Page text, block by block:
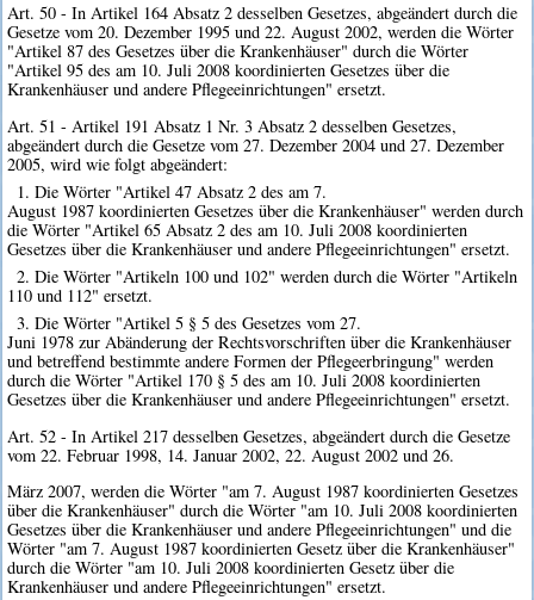
Art. 50 - In Artikel 164 Absatz 2 desselben Gesetzes, abgeändert durch die
Gesetze vom 20. Dezember 1995 und 22. August 2002, werden die Wörter
"Artikel 87 des Gesetzes über die Krankenhäuser" durch die Wörter
"Artikel 95 des am 10. Juli 2008 koordinierten Gesetzes über die
Krankenhäuser und andere Pflegeeinrichtungen" ersetzt.
Art. 51 - Artikel 191 Absatz 1 Nr. 3 Absatz 2 desselben Gesetzes,
abgeändert durch die Gesetze vom 27. Dezember 2004 und 27. Dezember
2005, wird wie folgt abgeändert:
1. Die Wörter "Artikel 47 Absatz 2 des am 7.
August 1987 koordinierten Gesetzes über die Krankenhäuser" werden durch
die Wörter "Artikel 65 Absatz 2 des am 10. Juli 2008 koordinierten
Gesetzes über die Krankenhäuser und andere Pflegeeinrichtungen" ersetzt.
2. Die Wörter "Artikeln 100 und 102" werden durch die Wörter "Artikeln
110 und 112" ersetzt.
3. Die Wörter "Artikel 5 § 5 des Gesetzes vom 27.
Juni 1978 zur Abänderung der Rechtsvorschriften über die Krankenhäuser
und betreffend bestimmte andere Formen der Pflegeerbringung" werden
durch die Wörter "Artikel 170 § 5 des am 10. Juli 2008 koordinierten
Gesetzes über die Krankenhäuser und andere Pflegeeinrichtungen" ersetzt.
Art. 52 - In Artikel 217 desselben Gesetzes, abgeändert durch die Gesetze
vom 22. Februar 1998, 14. Januar 2002, 22. August 2002 und 26.
März 2007, werden die Wörter "am 7. August 1987 koordinierten Gesetzes
über die Krankenhäuser" durch die Wörter "am 10. Juli 2008 koordinierten
Gesetzes über die Krankenhäuser und andere Pflegeeinrichtungen" und die
Wörter "am 7. August 1987 koordinierten Gesetz über die Krankenhäuser"
durch die Wörter "am 10. Juli 2008 koordinierten Gesetz über die
Krankenhäuser und andere Pflegeeinrichtungen" ersetzt.